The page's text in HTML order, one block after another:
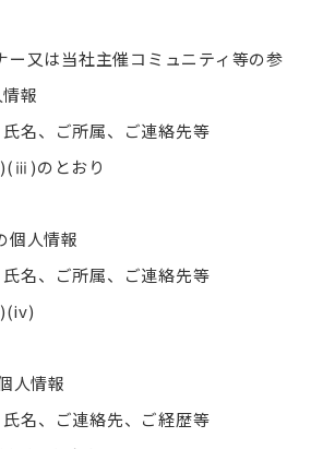
ー又は当社主催コミュニティ等の参
報
名、ご所属、ご連絡先等
のとおり
個人情報
名、ご所属、ご連絡先等
人情報
名、ご連絡先、ご経歴等